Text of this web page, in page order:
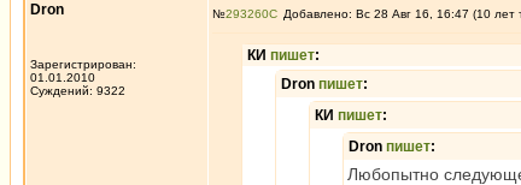
Dron
Зарегистрирован:
01.01.2010
Суждений: 9322
№293260 Добавлено: Вс 28 Авг 16, 16:47 (10 лет
КИ пишет:
Dron пишет:
КИ пишет:
Dron пишет:
Любопытно